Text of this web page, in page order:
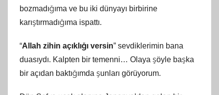
bozmadığıma ve bu iki dünyayı birbirine
karıştırmadığıma ispattı.
“Allah zihin açıklığı versin” sevdiklerimin bana
duasıydı. Kalpten bir temenni… Olaya şöyle başka
bir açıdan baktığımda şunları görüyorum.